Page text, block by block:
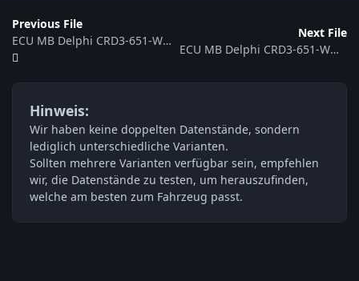
Previous File
ECU MB Delphi CRD3-651-WMDA1D61-906M-095KW-4CSL2S-EU5OP-DS02_ME145001
Next File
ECU MB Delphi CRD3-651-WMDA1D41-906A-095KW-4CSL2S-E6OPSCR-EF-DS09-ME135101
Hinweis:
Wir haben keine doppelten Datenstände, sondern
lediglich unterschiedliche Varianten.
Sollten mehrere Varianten verfügbar sein, empfehlen
wir, die Datenstände zu testen, um herauszufinden,
welche am besten zum Fahrzeug passt.